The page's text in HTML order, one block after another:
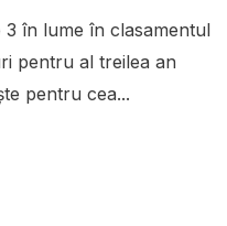
în lume în clasamentul
pentru al treilea an
pentru cea...